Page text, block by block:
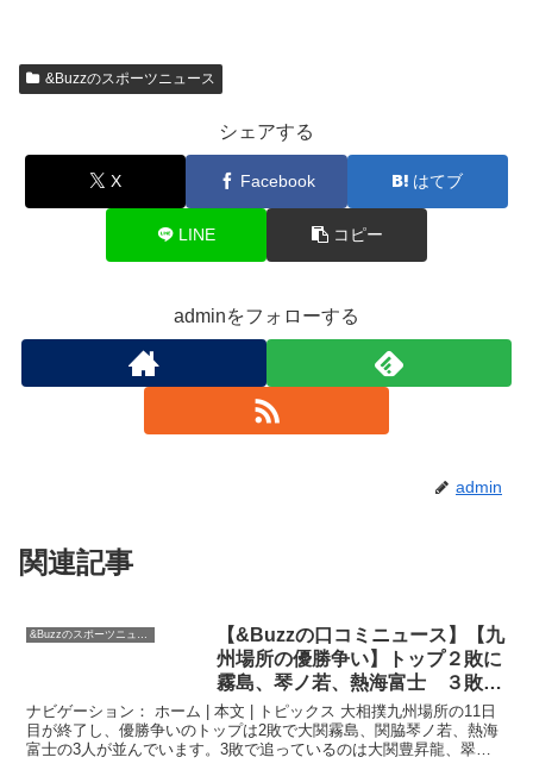
&Buzzのスポーツニュース
シェアする
X Facebook はてブ
LINE コピー
adminをフォローする
admin
関連記事
【&Buzzの口コミニュース】【九
州場所の優勝争い】トップ２敗に
霧島、琴ノ若、熱海富士 ３敗に
豊昇龍ら４人 力士コメント – 大
相撲 : 日刊スポーツ
ナビゲーション： ホーム | 本文 | トピックス 大相撲九州場所の11日
目が終了し、優勝争いのトップは2敗で大関霧島、関脇琴ノ若、熱海
富士の3人が並んでいます。3敗で追っているのは大関豊昇龍、翠富